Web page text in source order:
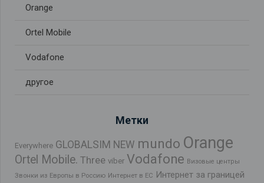
Orange
Ortel Mobile
Vodafone
другое
Метки
Everywhere GLOBALSIM NEW mundo Orange
Ortel Mobile. Three viber Vodafone Визовые центры
Звонки из Европы в Россию Интернет в ЕС Интернет за границей